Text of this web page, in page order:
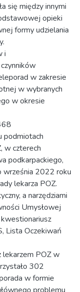
się między innymi
opieki
formy udzielania
i
w zakresie
w wybranych
w okresie
podmiotach
w czterech
podkarpackiego,
2022 roku
lekarza POZ.
a narzędziami
Umysłowej
Lista Oczekiwań
lekarzem POZ w
302
w formie